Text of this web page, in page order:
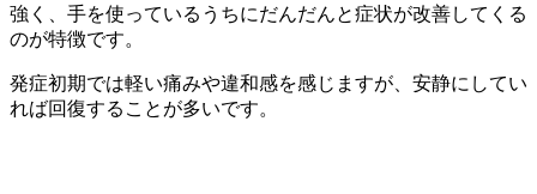
強く、手を使っているうちにだんだんと症状が改善してくる
のが特徴です。
発症初期では軽い痛みや違和感を感じますが、安静にしてい
れば回復することが多いです。